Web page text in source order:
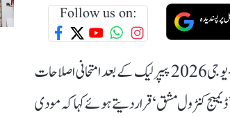
Follow us on:
نئی دہلی: کانگریس کے جنرل سکریٹری شعبہ مواصلات جے رام رمیش نے نیٹ-یو جی 2026 پیپر لیک کے بعد امتحانی اصلاحات
کنٹرول مشق‘ قرار دیتے ہوئے کہا کہ مودی